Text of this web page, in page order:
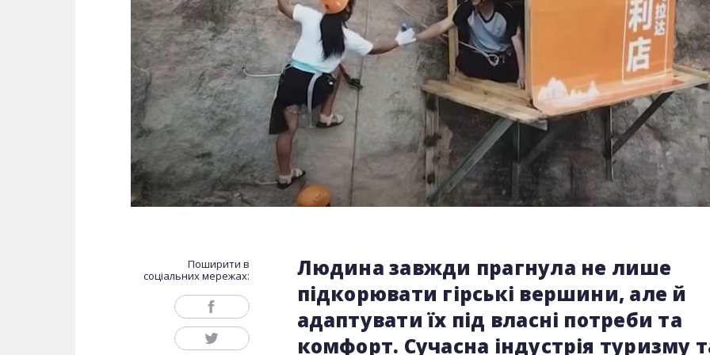
Поширити в
соціальних мережах:
Людина завжди прагнула не лише
підкорювати гірські вершини, але й
адаптувати їх під власні потреби та
комфорт. Сучасна індустрія туризму